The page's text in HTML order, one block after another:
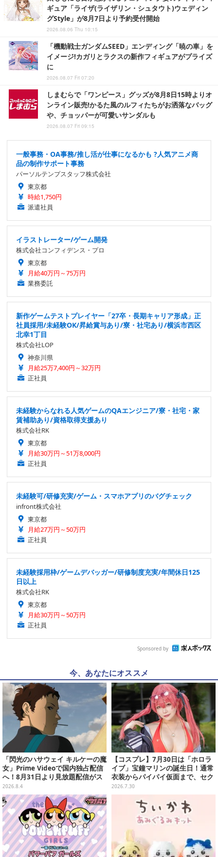
ギュア「ライザ(ライザリン・シュタウト)ウェディン
グStyle」が8月7日より予約受付開始
2026.08.06 Thu 10:15
「機動戦士ガンダムSEED」エンディング「暁の車」を
イメージ!カガリとラクスの新作フィギュアがプライズ
に
2026.08.07 Fri 07:20
しまむらで「ワンピース」グッズが8月8日15時よりオ
ンライン販売!かるた風のルフィたちがお洒落なバッグ
や、チョッパーが可愛いサンダルも
2026.08.07 Fri 09:15
一般事務・OA事務/推し活が仕事になるかも ?人気アニメ商
品の制作サポート事務
パーソルテンプスタッフ株式会社
東京都
時給1,750円
派遣社員
イラストレーター/ゲーム開発
株式会社コンフィデンス・プロ
東京都
月給40万円～75万円
業務委託
新作ゲームテストプレイヤー「27卒・長期キャリア形成」正
社員採用/未経験OK/昇給賞与あり/寮・社宅あり/横浜市西区
北幸1丁目
株式会社LOP
神奈川県
月給25万7,400円～32万円
正社員
未経験からなれる人気ゲームのQAエンジニア/寮・社宅・家
賃補助あり/資格取得支援あり
株式会社RK
東京都
月給30万円～51万8,000円
正社員
未経験可/研修充実/ゲーム・スマホアプリのバグチェック
infront株式会社
東京都
月給27万円～50万円
正社員
未経験採用枠/ゲームデバッガー/研修制度充実/年間休日125
日以上
株式会社RK
東京都
月給30万円～50万円
正社員
Sponsored by
今、あなたにオススメ
「閃光のハサウェイ キルケーの魔
女」Prime Videoで国内独占配信
へ！8月31日より見放題配信がス
タート
2026.8.4
【コスプレ】7月30日は「ホロラ
イブ」宝鐘マリンの誕生日！通常
衣装からパイパイ仮面まで、セク
シーで可愛い美女レイヤーまとめ
【写真42枚】
2026.7.30